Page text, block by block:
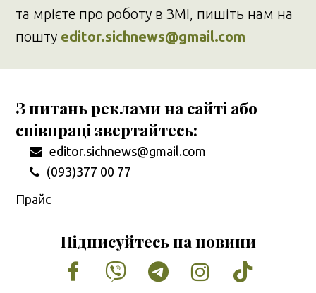
та мрієте про роботу в ЗМІ, пишіть нам на
пошту editor.sichnews@gmail.com
З питань реклами на сайті або
співпраці звертайтесь:
editor.sichnews@gmail.com
(093)377 00 77
Прайс
Підписуйтесь на новини
Facebook
VimeoTumblrInstagram
Tiktok